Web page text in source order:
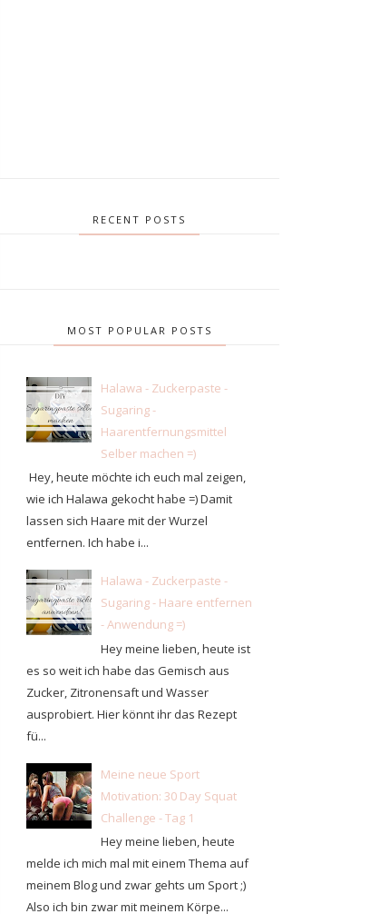
RECENT POSTS
MOST POPULAR POSTS
Halawa - Zuckerpaste -
Sugaring -
Haarentfernungsmittel
Selber machen =)
Hey, heute möchte ich euch mal zeigen,
wie ich Halawa gekocht habe =) Damit
lassen sich Haare mit der Wurzel
entfernen. Ich habe i...
Halawa - Zuckerpaste -
Sugaring - Haare entfernen
- Anwendung =)
Hey meine lieben, heute ist
es so weit ich habe das Gemisch aus
Zucker, Zitronensaft und Wasser
ausprobiert. Hier könnt ihr das Rezept
fü...
Meine neue Sport
Motivation: 30 Day Squat
Challenge - Tag 1
Hey meine lieben, heute
melde ich mich mal mit einem Thema auf
meinem Blog und zwar gehts um Sport ;)
Also ich bin zwar mit meinem Körpe...